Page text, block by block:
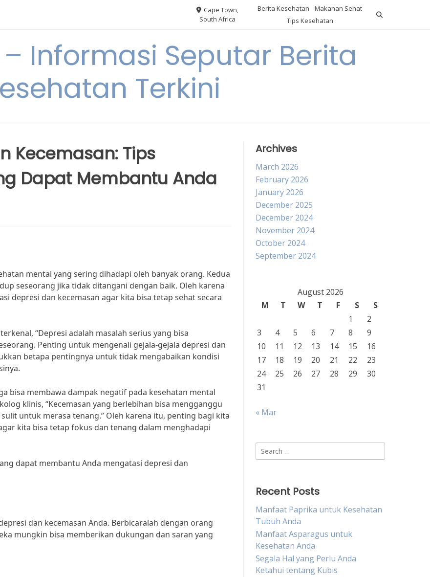
Cape Town,
South Africa
Berita Kesehatan
Makanan Sehat
Tips Kesehatan
– Informasi Seputar Berita
Terkini
Kecemasan: Tips
Dapat Membantu Anda
mental yang sering dihadapi oleh banyak orang. Kedua
seseorang jika tidak ditangani dengan baik. Oleh karena
depresi dan kecemasan agar kita bisa tetap sehat secara
“Depresi adalah masalah serius yang bisa
Penting untuk mengenali gejala-gejala depresi dan
betapa pentingnya untuk tidak mengabaikan kondisi
bisa membawa dampak negatif pada kesehatan mental
klinis, “Kecemasan yang berlebihan bisa mengganggu
untuk merasa tenang.” Oleh karena itu, penting bagi kita
kita bisa tetap fokus dan tenang dalam menghadapi
dapat membantu Anda mengatasi depresi dan
dan kecemasan Anda. Berbicaralah dengan orang
mungkin bisa memberikan dukungan dan saran yang
Archives
March 2026
February 2026
January 2026
December 2025
December 2024
November 2024
October 2024
September 2024
August 2026
M
T W T F S
S
1
2
3
4 5 6 7 8
9
10
11 12 13 14 15
16
17
18 19 20 21 22
23
24
25 26 27 28 29
30
31
« Mar
Search
for:
Recent Posts
Manfaat Paprika untuk Kesehatan
Tubuh Anda
Manfaat Asparagus untuk
Kesehatan Anda
Segala Hal yang Perlu Anda
Ketahui tentang Kubis